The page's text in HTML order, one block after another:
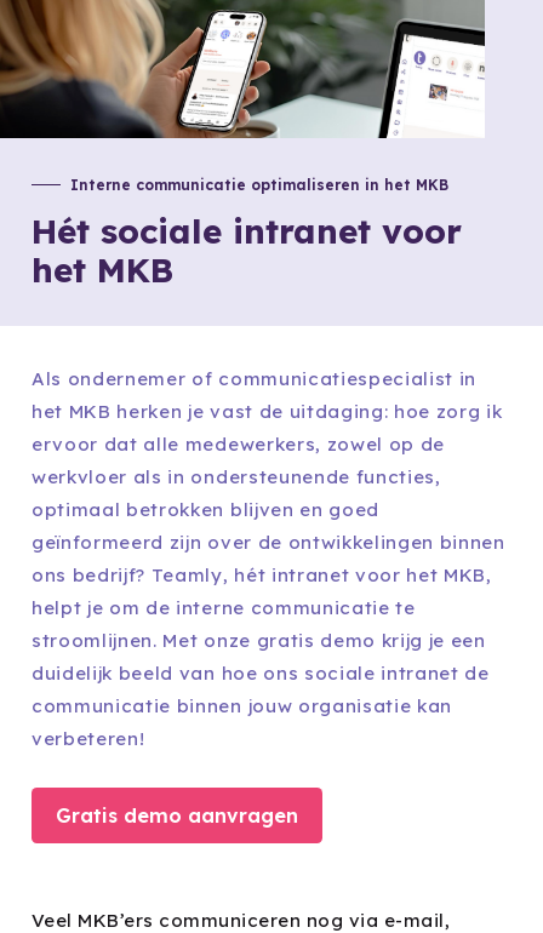
Interne communicatie optimaliseren in het MKB
Hét sociale intranet voor
het MKB
Als ondernemer of communicatiespecialist in
het MKB herken je vast de uitdaging: hoe zorg ik
ervoor dat alle medewerkers, zowel op de
werkvloer als in ondersteunende functies,
optimaal betrokken blijven en goed
geïnformeerd zijn over de ontwikkelingen binnen
ons bedrijf? Teamly, hét intranet voor het MKB,
helpt je om de interne communicatie te
stroomlijnen. Met onze gratis demo krijg je een
duidelijk beeld van hoe ons sociale intranet de
communicatie binnen jouw organisatie kan
verbeteren!
Gratis demo aanvragen
Veel MKB’ers communiceren nog via e-mail,